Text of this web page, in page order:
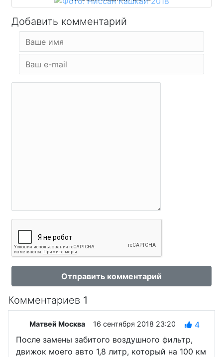
Добавить комментарий
Отправить комментарий
Комментариев 1
4
Матвей Москва 16 сентября 2018 23:20
После замены забитого воздушного фильтр,
движок моего авто 1,8 литр, который на 100 км